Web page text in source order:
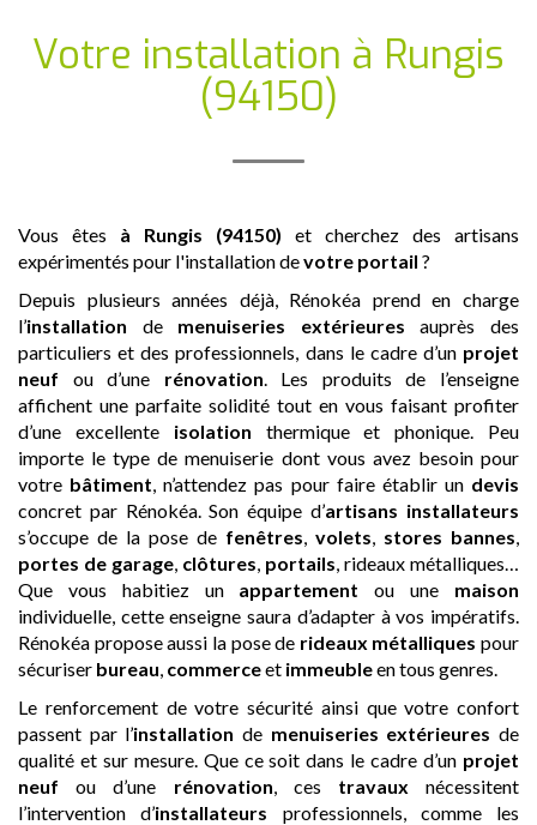
Votre installation à Rungis
(94150)
Vous êtes à Rungis (94150) et cherchez des artisans
expérimentés pour l'installation devotre portail ?
Depuis plusieurs années déjà, Rénokéa prend en charge
l’installation de menuiseries extérieures auprès des
particuliers et des professionnels, dans le cadre d’un projet
neuf ou d’une rénovation . Les produits de l’enseigne
affichent une parfaite solidité tout en vous faisant profiter
d’une excellente isolation thermique et phonique. Peu
importe le type de menuiserie dont vous avez besoin pour
votre bâtiment , n’attendez pas pour faire établir un devis
concret par Rénokéa. Son équipe d’artisans installateurs
s’occupe de la pose de fenêtres volets stores bannes
portes de garage clôtures portails , rideaux métalliques…
Que vous habitiez un appartement ou une maison
individuelle, cette enseigne saura d’adapter à vos impératifs.
Rénokéa propose aussi la pose de rideaux métalliques pour
sécuriser bureau commerceet immeubleen tous genres.
Le renforcement de votre sécurité ainsi que votre confort
passent par l’installation de menuiseries extérieures de
qualité et sur mesure. Que ce soit dans le cadre d’un projet
neuf ou d’une rénovation , ces travaux nécessitent
l’intervention d’installateurs professionnels, comme les